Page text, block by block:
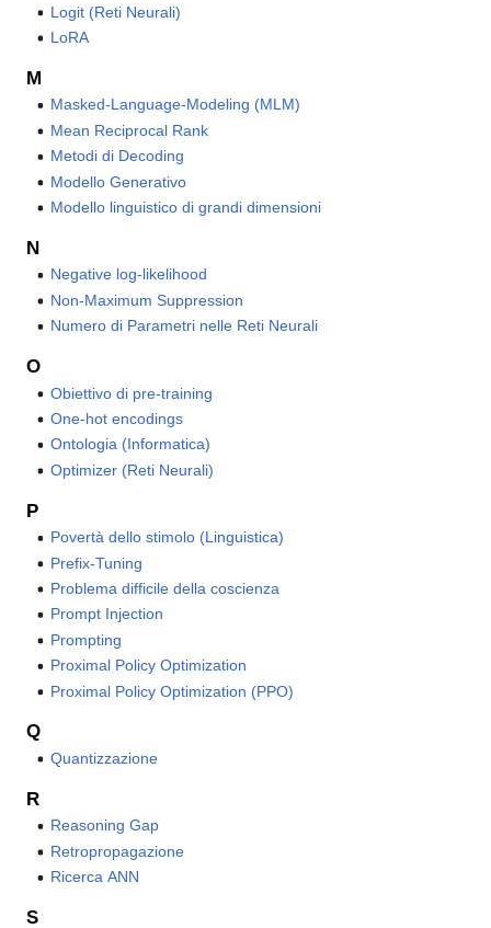
Logit (Reti Neurali)
LoRA
M
Masked-Language-Modeling (MLM)
Mean Reciprocal Rank
Metodi di Decoding
Modello Generativo
Modello linguistico di grandi dimensioni
N
Negative log-likelihood
Non-Maximum Suppression
Numero di Parametri nelle Reti Neurali
O
Obiettivo di pre-training
One-hot encodings
Ontologia (Informatica)
Optimizer (Reti Neurali)
P
Povertà dello stimolo (Linguistica)
Prefix-Tuning
Problema difficile della coscienza
Prompt Injection
Prompting
Proximal Policy Optimization
Proximal Policy Optimization (PPO)
Q
Quantizzazione
R
Reasoning Gap
Retropropagazione
Ricerca ANN
S